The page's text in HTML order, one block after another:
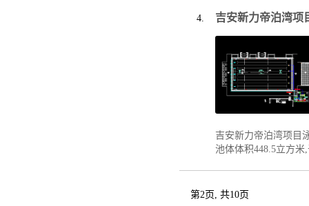
吉安新力帝泊湾项
吉安新力帝泊湾项目
池体体积448.5立方
第2页, 共10页